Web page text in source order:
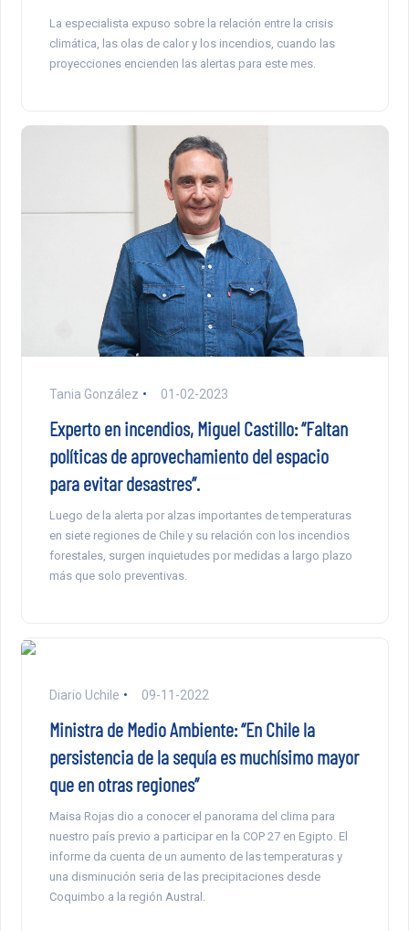
La especialista expuso sobre la relación entre la crisis
climática, las olas de calor y los incendios, cuando las
proyecciones encienden las alertas para este mes.
Tania González 01-02-2023
Experto en incendios, Miguel Castillo: “Faltan
políticas de aprovechamiento del espacio
para evitar desastres”.
Luego de la alerta por alzas importantes de temperaturas
en siete regiones de Chile y su relación con los incendios
forestales, surgen inquietudes por medidas a largo plazo
más que solo preventivas.
Diario Uchile 09-11-2022
Ministra de Medio Ambiente: “En Chile la
persistencia de la sequía es muchísimo mayor
que en otras regiones”
Maisa Rojas dio a conocer el panorama del clima para
nuestro país previo a participar en la COP 27 en Egipto. El
informe da cuenta de un aumento de las temperaturas y
una disminución seria de las precipitaciones desde
Coquimbo a la región Austral.